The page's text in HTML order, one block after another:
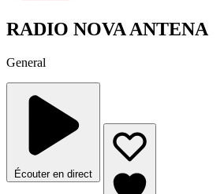
RADIO NOVA ANTENA
General
Écouter en direct